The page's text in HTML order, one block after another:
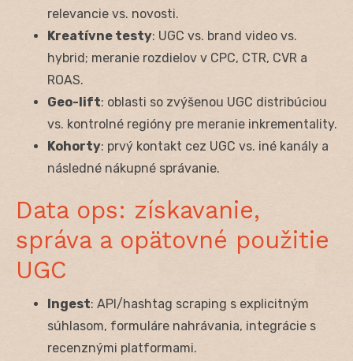
relevancie vs. novosti.
Kreatívne testy: UGC vs. brand video vs.
hybrid; meranie rozdielov v CPC, CTR, CVR a
ROAS.
Geo-lift: oblasti so zvýšenou UGC distribúciou
vs. kontrolné regióny pre meranie inkrementality.
Kohorty: prvý kontakt cez UGC vs. iné kanály a
následné nákupné správanie.
Data ops: získavanie,
správa a opätovné použitie
UGC
Ingest: API/hashtag scraping s explicitným
súhlasom, formuláre nahrávania, integrácie s
recenznými platformami.